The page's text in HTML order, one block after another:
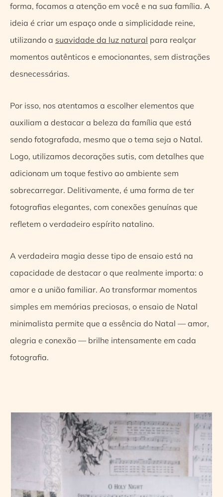
forma, focamos a atenção em você e na sua família. A
ideia é criar um espaço onde a simplicidade reine,
utilizando a suavidade da luz natural para realçar
momentos autênticos e emocionantes, sem distrações
desnecessárias.
Por isso, nos atentamos a escolher elementos que
auxiliam a destacar a beleza da família que está
sendo fotografada, mesmo que o tema seja o Natal.
Logo, utilizamos decorações sutis, com detalhes que
adicionam um toque festivo ao ambiente sem
sobrecarregar. Delitivamente, é uma forma de ter
fotografias elegantes, com conexões genuínas que
refletem o verdadeiro espírito natalino.
A verdadeira magia desse tipo de ensaio está na
capacidade de destacar o que realmente importa: o
amor e a união familiar. Ao transformar momentos
simples em memórias preciosas, o ensaio de Natal
minimalista permite que a essência do Natal — amor,
alegria e conexão — brilhe intensamente em cada
fotografia.